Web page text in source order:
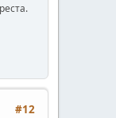
#12